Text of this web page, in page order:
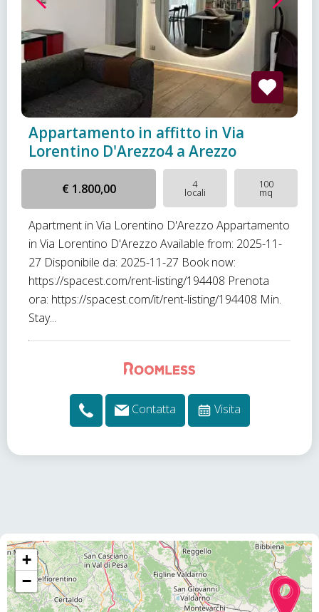
Appartamento in affitto in Via
Lorentino D'Arezzo4 a Arezzo
€ 1.800,00 4
locali
100
mq
Apartment in Via Lorentino D'Arezzo Appartamento
in Via Lorentino D'Arezzo Available from: 2025-11-
27 Disponibile da: 2025-11-27 Book now:
https://spacest.com/rent-listing/194408 Prenota
ora: https://spacest.com/it/rent-listing/194408 Min.
Stay...
Contatta Visita
+
−